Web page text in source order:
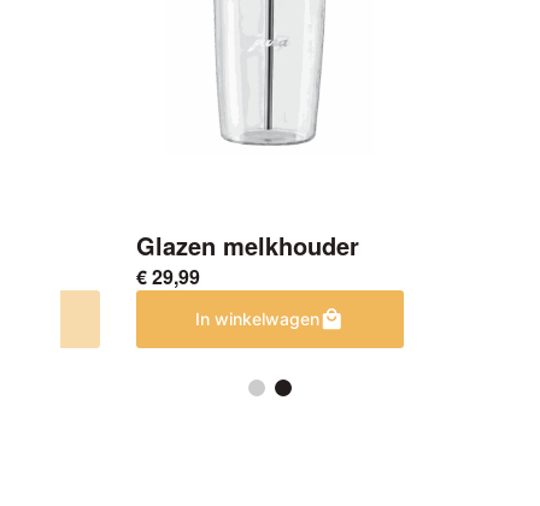
Glazen melkhouder
€29,99
In winkelwagen